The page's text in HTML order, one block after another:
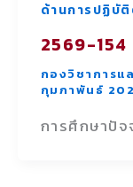
ด้านการปฏิบั
2569-154
กองวิชาการ
กุมภาพันธ์
การศึกษาปั